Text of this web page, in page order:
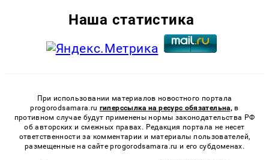
Наша статистика
При использовании материалов новостного портала
progorodsamara.ru гиперссылка на ресурс обязательна, в
противном случае будут применены нормы законодательства РФ
об авторских и смежных правах. Редакция портала не несет
ответственности за комментарии и материалы пользователей,
размещенные на сайте progorodsamara.ru и его субдоменах.